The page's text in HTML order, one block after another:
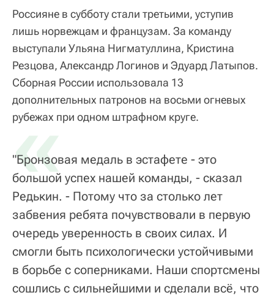
Россияне в субботу стали третьими, уступив
лишь норвежцам и французам. За команду
выступали Ульяна Нигматуллина, Кристина
Резцова, Александр Логинов и Эдуард Латыпов.
Сборная России использовала 13
дополнительных патронов на восьми огневых
рубежах при одном штрафном круге.
«
"Бронзовая медаль в эстафете - это
большой успех нашей команды, - сказал
Редькин. - Потому что за столько лет
забвения ребята почувствовали в первую
очередь уверенность в своих силах. И
смогли быть психологически устойчивыми
в борьбе с соперниками. Наши спортсмены
сошлись с сильнейшими и сделали всё, что